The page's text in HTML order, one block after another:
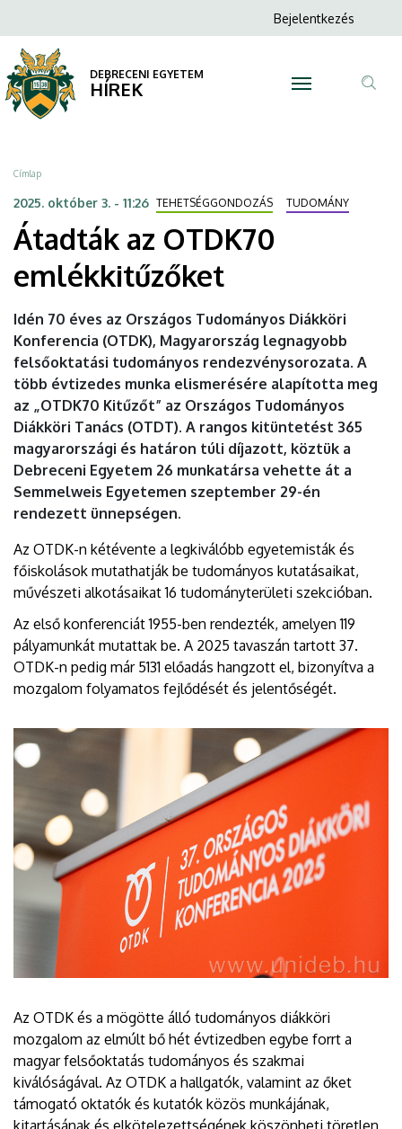
az
OTDK70
emlékkitűzőket
DEBRECENI
EGYETEM
a
tartalomra
Anonim
menüje
Bejelentkezés
DEBRECENI EGYETEM
HÍREK
Morzsa
Címlap
2025. október 3. - 11:26 TEHETSÉGGONDOZÁS TUDOMÁNY
Átadták az OTDK70
emlékkitűzőket
Idén 70 éves az Országos Tudományos Diákköri
Konferencia (OTDK), Magyarország legnagyobb
felsőoktatási tudományos rendezvénysorozata. A
több évtizedes munka elismerésére alapította meg
az „OTDK70 Kitűzőt” az Országos Tudományos
Diákköri Tanács (OTDT). A rangos kitüntetést 365
magyarországi és határon túli díjazott, köztük a
Debreceni Egyetem 26 munkatársa vehette át a
Semmelweis Egyetemen szeptember 29-én
rendezett ünnepségen.
Az OTDK-n kétévente a legkiválóbb egyetemisták és
főiskolások mutathatják be tudományos kutatásaikat,
művészeti alkotásaikat 16 tudományterületi szekcióban.
Az első konferenciát 1955-ben rendezték, amelyen 119
pályamunkát mutattak be. A 2025 tavaszán tartott 37.
OTDK-n pedig már 5131 előadás hangzott el, bizonyítva a
mozgalom folyamatos fejlődését és jelentőségét.
Az OTDK és a mögötte álló tudományos diákköri
mozgalom az elmúlt bő hét évtizedben egybe forrt a
magyar felsőoktatás tudományos és szakmai
kiválóságával. Az OTDK a hallgatók, valamint az őket
támogató oktatók és kutatók közös munkájának,